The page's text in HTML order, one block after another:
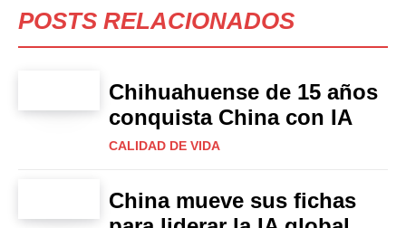
POSTS RELACIONADOS
Chihuahuense de 15 años
conquista China con IA
CALIDAD DE VIDA
China mueve sus fichas